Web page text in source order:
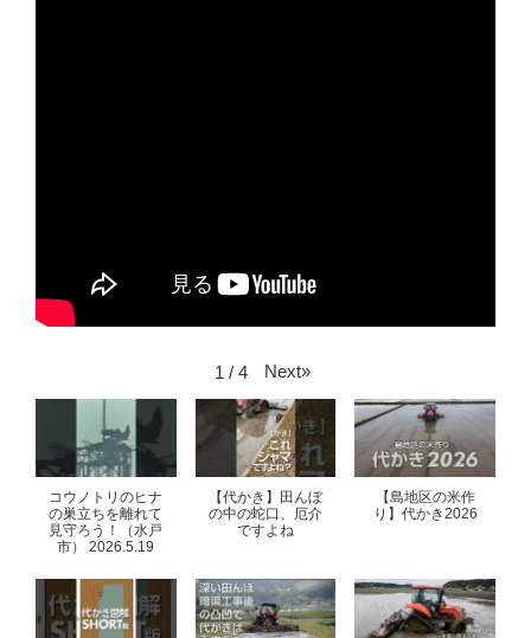
1 / 4 Next»
コウノトリのヒナ
の巣立ちを離れて
見守ろう！（水戸
市） 2026.5.19
【代かき】田んぼ
の中の蛇口、厄介
ですよね
【島地区の米作
り】代かき2026